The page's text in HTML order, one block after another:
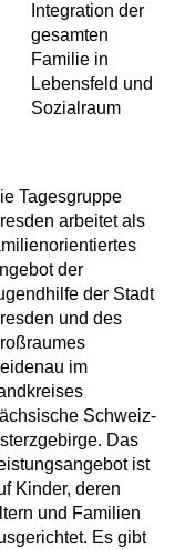
Integration der
gesamten
Familie in
Lebensfeld und
Sozialraum
Tagesgruppe
arbeitet als
der
der Stadt
und des
im
Schweiz-
Das
ist
Kinder, deren
und Familien
Es gibt